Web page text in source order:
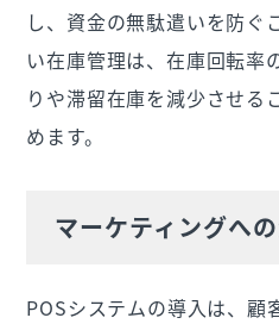
し、資金の無駄遣いを防ぐ
い在庫管理は、在庫回転率
りや滞留在庫を減少させる
めます。
マーケティングへ
POSシステムの導入は、顧